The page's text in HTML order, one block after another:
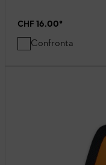
CHF 16.00*
Confronta